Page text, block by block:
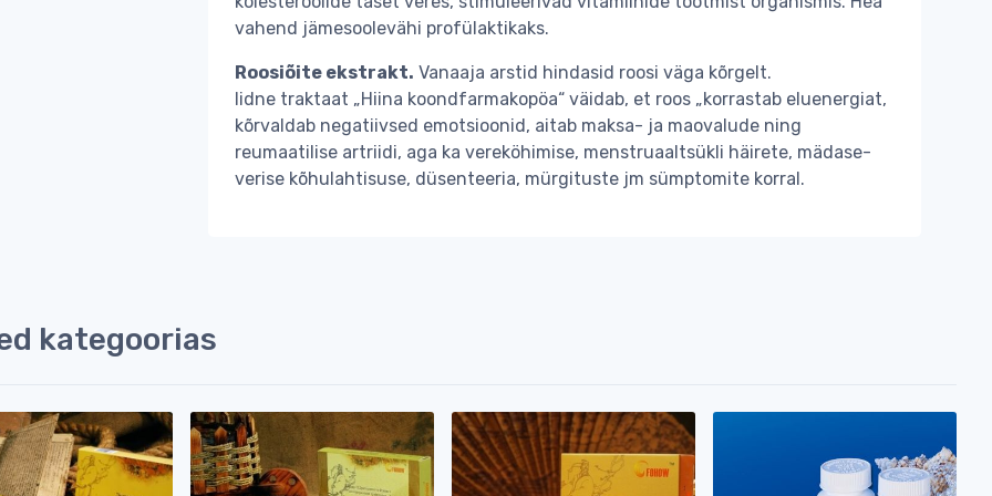
vahend jämesoolevähi profülaktikaks.
Roosiõite ekstrakt. Vanaaja arstid hindasid roosi väga kõrgelt.
Iidne traktaat „Hiina koondfarmakopöa“ väidab, et roos „korrastab eluenergiat,
kõrvaldab negatiivsed emotsioonid, aitab maksa- ja maovalude ning
reumaatilise artriidi, aga ka vereköhimise, menstruaaltsükli häirete, mädase-
verise kõhulahtisuse, düsenteeria, mürgituste jm sümptomite korral.
kategoorias